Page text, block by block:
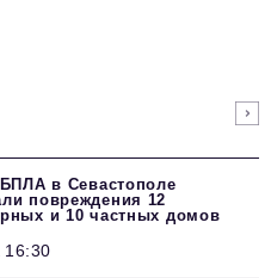
в Севастополе
повреждения 12
и 10 частных домов
16:30